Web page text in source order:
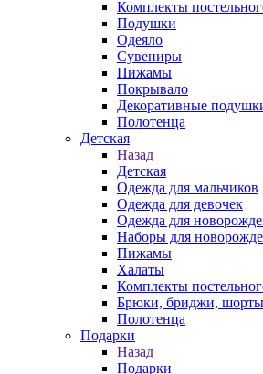
Комплекты
Подушки
Одеяло
Сувениры
Пижамы
Покрывало
Декоративные
Полотенца
Детская
Назад
Детская
Одежда для мальчиков
Одежда для девочек
Одежда для
Наборы для
Пижамы
Халаты
Комплекты
Брюки, бриджи, шорты
Полотенца
Подарки
Назад
Подарки